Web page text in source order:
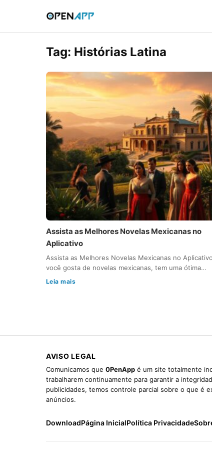
Tag: Histórias Latina
Assista as Melhores Novelas Mexicanas no
Aplicativo
Assista as Melhores Novelas Mexicanas no
você gosta de novelas mexicanas, tem uma ótima…
Leia mais
AVISO LEGAL
Comunicamos que 0PenApp é um site totalmente
trabalharem continuamente para garantir a
publicidades, temos controle parcial sobre o que é
anúncios.
DownloadPágina InicialPolítica Privacidade